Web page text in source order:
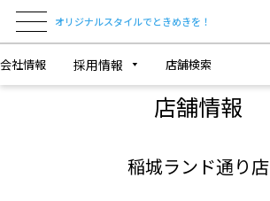
オリジナルスタイルでときめきを！
会社情報 採用情報 店舗検索
SHOP INFORMATION
店舗情報
稲城ランド通り店